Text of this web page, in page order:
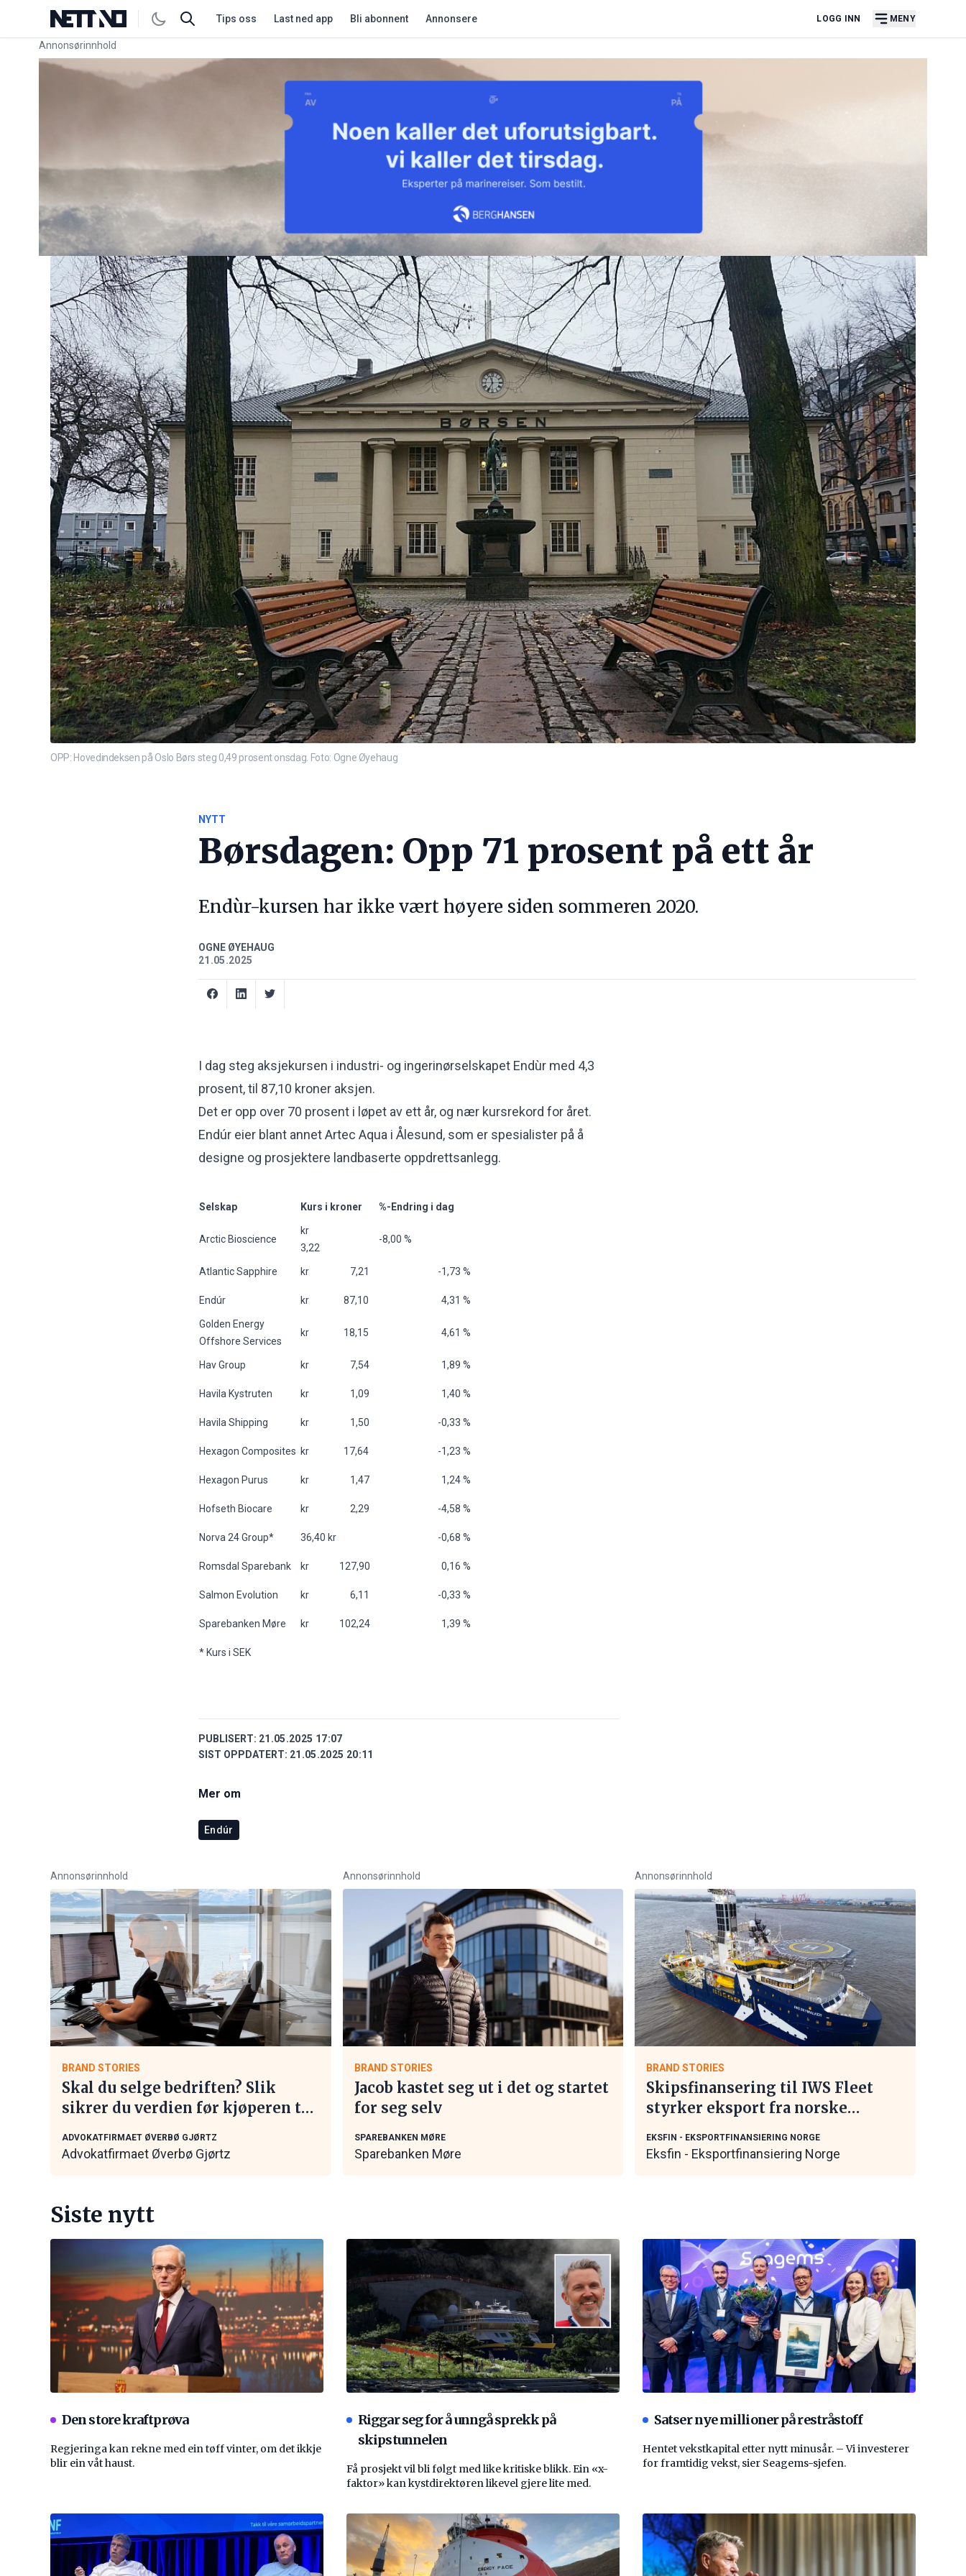
Tips oss Last ned app Bli abonnent Annonsere LOGG INN MENY
Annonsørinnhold
Link for annonse
OPP: Hovedindeksen på Oslo Børs steg 0,49 prosent onsdag. Foto: Ogne Øyehaug
NYTT
Børsdagen: Opp 71 prosent på ett år
Endùr-kursen har ikke vært høyere siden sommeren 2020.
OGNE ØYEHAUG
21.05.2025
I dag steg aksjekursen i industri- og ingerinørselskapet Endùr med 4,3
prosent, til 87,10 kroner aksjen.
Det er opp over 70 prosent i løpet av ett år, og nær kursrekord for året.
Endúr eier blant annet Artec Aqua i Ålesund, som er spesialister på å
designe og prosjektere landbaserte oppdrettsanlegg.
Selskap Kurs i kroner %-Endring i dag
Arctic Bioscience
kr
3,22
-8,00 %
Atlantic Sapphire kr 7,21 -1,73 %
Endúr kr 87,10 4,31 %
Golden Energy
Offshore Services
kr 18,15 4,61 %
Hav Group kr 7,54 1,89 %
Havila Kystruten kr 1,09 1,40 %
Havila Shipping kr 1,50 -0,33 %
Hexagon Composites kr 17,64 -1,23 %
Hexagon Purus kr 1,47 1,24 %
Hofseth Biocare kr 2,29 -4,58 %
Norva 24 Group* 36,40 kr -0,68 %
Romsdal Sparebank kr 127,90 0,16 %
Salmon Evolution kr 6,11 -0,33 %
Sparebanken Møre kr 102,24 1,39 %
* Kurs i SEK
PUBLISERT: 21.05.2025 17:07
SIST OPPDATERT: 21.05.2025 20:11
Mer om
Endúr
Annonsørinnhold
BRAND STORIES
Skal du selge bedriften? Slik
sikrer du verdien før kjøperen tar
ADVOKATFIRMAET ØVERBØ GJØRTZ
Advokatfirmaet Øverbø Gjørtz
Annonsørinnhold
BRAND STORIES
Jacob kastet seg ut i det og startet
for seg selv
SPAREBANKEN MØRE
Sparebanken Møre
Annonsørinnhold
BRAND STORIES
Skipsfinansering til IWS Fleet
styrker eksport fra norske
EKSFIN - EKSPORTFINANSIERING NORGE
Eksfin - Eksportfinansiering Norge
Siste nytt
Den store kraftprøva
Regjeringa kan rekne med ein tøff vinter, om det ikkje
blir ein våt haust.
Riggar seg for å unngå sprekk på
skipstunnelen
Få prosjekt vil bli følgt med like kritiske blikk. Ein «x-
faktor» kan kystdirektøren likevel gjere lite med.
Satser nye millioner på restråstoff
Hentet vekstkapital etter nytt minusår. – Vi investerer
for framtidig vekst, sier Seagems-sjefen.